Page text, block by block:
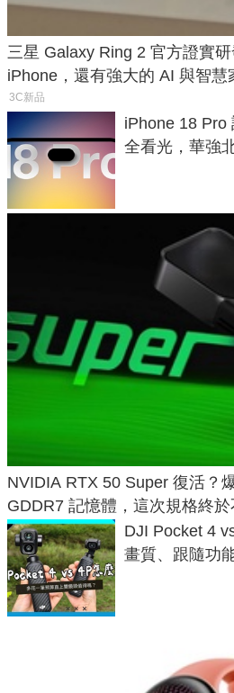
三星 Galaxy Ring 2 官方證實
iPhone，還有強大的 AI 與智慧
3C新品
iPhone 18 Pro
全看光，華強
NVIDIA RTX 50 Super 復活？
GDDR7 記憶體，這次規格終
DJI Pocket 4
畫質、跟隨功